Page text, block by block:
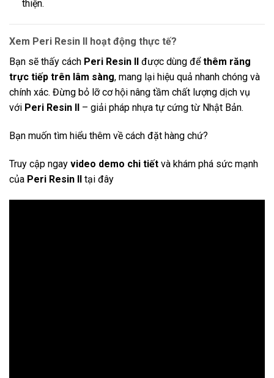
thiện.
Xem Peri Resin II hoạt động thực tế?
Bạn sẽ thấy cách Peri Resin II được dùng đểthêm răng
trực tiếp trên lâm sàng, mang lại hiệu quả nhanh chóng và
chính xác. Đừng bỏ lỡ cơ hội nâng tầm chất lượng dịch vụ
với Peri Resin II – giải pháp nhựa tự cứng từ Nhật Bản.
Bạn muốn tìm hiểu thêm về cách đặt hàng chứ?
Truy cập ngay video demo chi tiết và khám phá sức mạnh
của Peri Resin II tại đây